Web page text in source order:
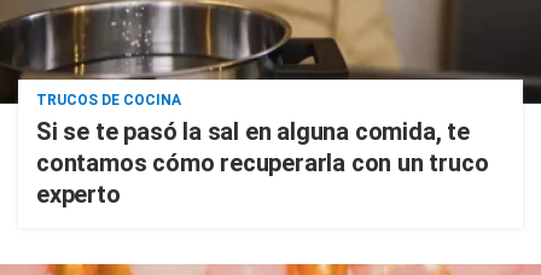
TRUCOS DE COCINA
Si se te pasó la sal en alguna comida, te
contamos cómo recuperarla con un truco
experto